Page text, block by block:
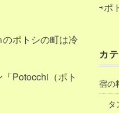
ポトシの町は冷
Potocchi（ポト
⇨ポ
カ
宿の